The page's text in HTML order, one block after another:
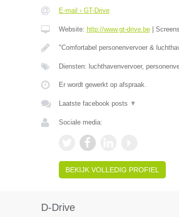
E-mail › GT-Drive
Website: http://www.gt-drive.be|
"Comfortabel personenvervoer &
Diensten: luchthavenvervoer,
Er wordt gewerkt op afspraak.
Laatste facebook posts ▼
Sociale media:
BEKIJK VOLLEDIG PROFIEL
D-Drive